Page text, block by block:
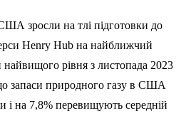
зросли на тлі підготовки до
Henry Hub на найближчий
рівня з листопада 2023
запаси природного газу в США
на 7,8% перевищують середній